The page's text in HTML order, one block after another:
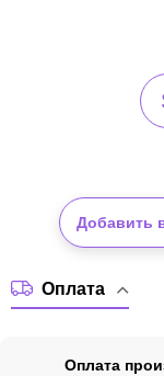
Добавить
Оплата
Оплата